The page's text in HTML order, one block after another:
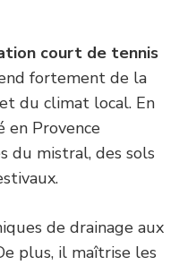
court de tennis
fortement de la
du climat local. En
en Provence
du mistral, des sols
de drainage aux
plus, il maîtrise les